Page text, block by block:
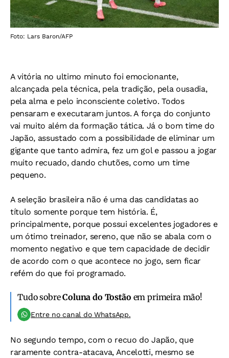
Foto: Lars Baron/AFP
A vitória no ultimo minuto foi emocionante,
alcançada pela técnica, pela tradição, pela ousadia,
pela alma e pelo inconsciente coletivo. Todos
pensaram e executaram juntos. A força do conjunto
vai muito além da formação tática. Já o bom time do
Japão, assustado com a possibilidade de eliminar um
gigante que tanto admira, fez um gol e passou a jogar
muito recuado, dando chutões, como um time
pequeno.
A seleção brasileira não é uma das candidatas ao
título somente porque tem história. É,
principalmente, porque possui excelentes jogadores e
um ótimo treinador, sereno, que não se abala com o
momento negativo e que tem capacidade de decidir
de acordo com o que acontece no jogo, sem ficar
refém do que foi programado.
Tudo sobreColuna do Tostão em primeira mão!
Entre no canal do WhatsApp.
No segundo tempo, com o recuo do Japão, que
raramente contra-atacava, Ancelotti, mesmo se